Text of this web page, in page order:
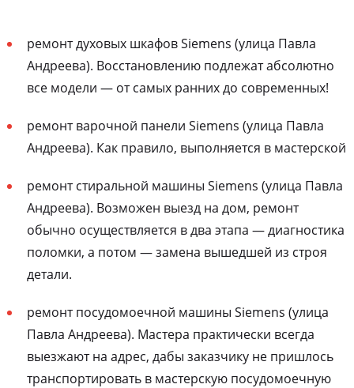
ремонт духовых шкафов Siemens (улица Павла
Андреева). Восстановлению подлежат абсолютно
все модели — от самых ранних до современных!
ремонт варочной панели Siemens (улица Павла
Андреева). Как правило, выполняется в мастерской
ремонт стиральной машины Siemens (улица Павла
Андреева). Возможен выезд на дом, ремонт
обычно осуществляется в два этапа — диагностика
поломки, а потом — замена вышедшей из строя
детали.
ремонт посудомоечной машины Siemens (улица
Павла Андреева). Мастера практически всегда
выезжают на адрес, дабы заказчику не пришлось
транспортировать в мастерскую посудомоечную